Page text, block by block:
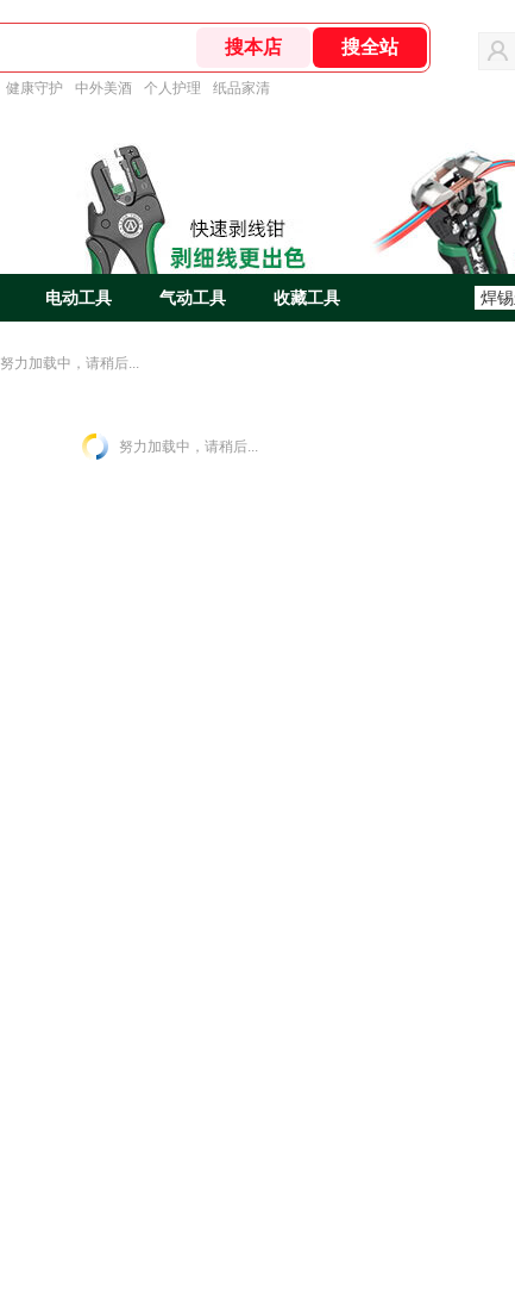
健康守护 中外美酒 个人护理 纸品家清
电动工具 气动工具 收藏工具
努力加载中，请稍后...
努力加载中，请稍后...